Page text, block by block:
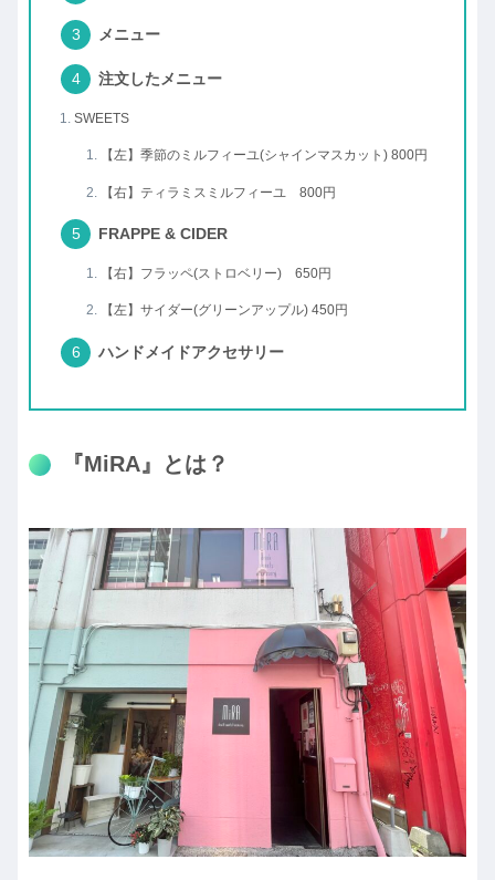
メニュー
注文したメニュー
SWEETS
【左】季節のミルフィーユ(シャインマスカット) 800円
【右】ティラミスミルフィーユ 800円
FRAPPE & CIDER
【右】フラッペ(ストロベリー) 650円
【左】サイダー(グリーンアップル) 450円
ハンドメイドアクセサリー
『MiRA』とは？